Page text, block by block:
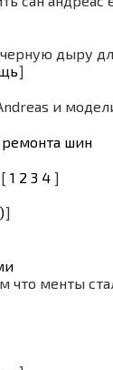
дыру
]
и
шин
[ 1 2 3 4 ]
]
что менты